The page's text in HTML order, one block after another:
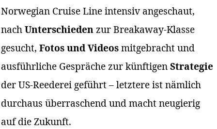
Norwegian Cruise Line intensiv angeschaut,
nachUnterschiedenzur Breakaway-Klasse
gesucht,Fotos und Videosmitgebracht und
ausführliche Gespräche zur künftigenStrategie
der US-Reederei geführt – letztere ist nämlich
durchaus überraschend und macht neugierig
auf die Zukunft.